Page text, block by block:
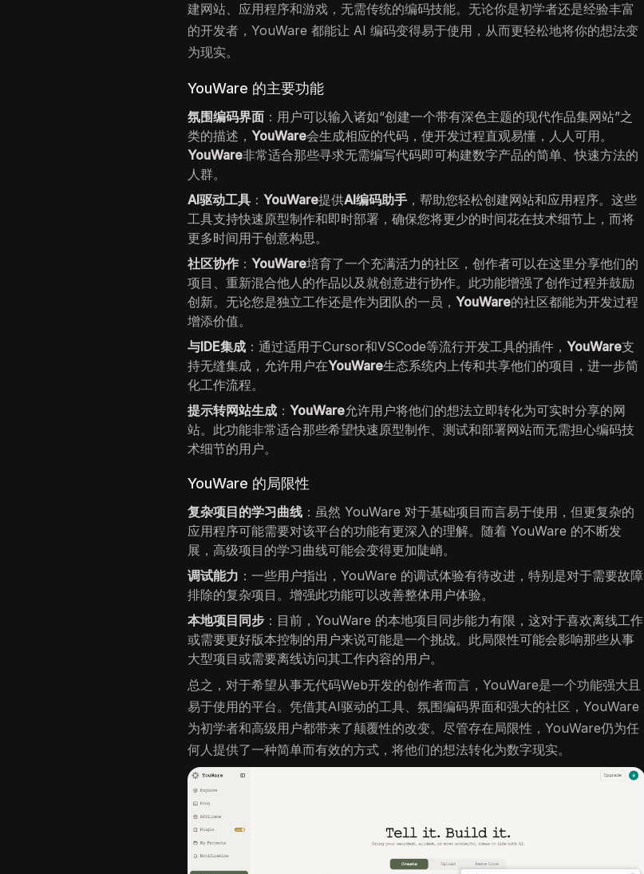
建网站、应用程序和游戏，无需传统的编码技能。无论你是初学者还是经验丰富
的开发者，YouWare 都能让 AI 编码变得易于使用，从而更轻松地将你的想法变
为现实。
YouWare 的主要功能
氛围编码界面 ：用户可以输入诸如“创建一个带有深色主题的现代作品集网站”之
类的描述，YouWare会生成相应的代码，使开发过程直观易懂，人人可用。
YouWare非常适合那些寻求无需编写代码即可构建数字产品的简单、快速方法的
人群。
AI驱动工具 ：YouWare提供AI编码助手 ，帮助您轻松创建网站和应用程序。这些
工具支持快速原型制作和即时部署，确保您将更少的时间花在技术细节上，而将
更多时间用于创意构思。
社区协作 ：YouWare培育了一个充满活力的社区，创作者可以在这里分享他们的
项目、重新混合他人的作品以及就创意进行协作。此功能增强了创作过程并鼓励
创新。无论您是独立工作还是作为团队的一员，YouWare的社区都能为开发过程
增添价值。
与IDE集成 ：通过适用于Cursor和VSCode等流行开发工具的插件，YouWare支
持无缝集成，允许用户在YouWare生态系统内上传和共享他们的项目，进一步简
化工作流程。
提示转网站生成 ：YouWare允许用户将他们的想法立即转化为可实时分享的网
站。此功能非常适合那些希望快速原型制作、测试和部署网站而无需担心编码技
术细节的用户。
YouWare 的局限性
复杂项目的学习曲线 ：虽然 YouWare 对于基础项目而言易于使用，但更复杂的
应用程序可能需要对该平台的功能有更深入的理解。随着 YouWare 的不断发
展，高级项目的学习曲线可能会变得更加陡峭。
调试能力 ：一些用户指出，YouWare 的调试体验有待改进，特别是对于需要故障
排除的复杂项目。增强此功能可以改善整体用户体验。
本地项目同步 ：目前，YouWare 的本地项目同步能力有限，这对于喜欢离线工作
或需要更好版本控制的用户来说可能是一个挑战。此局限性可能会影响那些从事
大型项目或需要离线访问其工作内容的用户。
总之，对于希望从事无代码Web开发的创作者而言，YouWare是一个功能强大且
易于使用的平台。凭借其AI驱动的工具、氛围编码界面和强大的社区，YouWare
为初学者和高级用户都带来了颠覆性的改变。尽管存在局限性，YouWare仍为任
何人提供了一种简单而有效的方式，将他们的想法转化为数字现实。